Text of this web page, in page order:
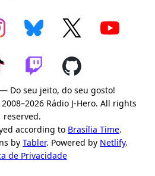
Do seu jeito, do seu gosto!
Rádio J-Hero. All rights
reserved.
according to Brasília Time.
by Tabler. Powered by Netlify.
de Privacidade